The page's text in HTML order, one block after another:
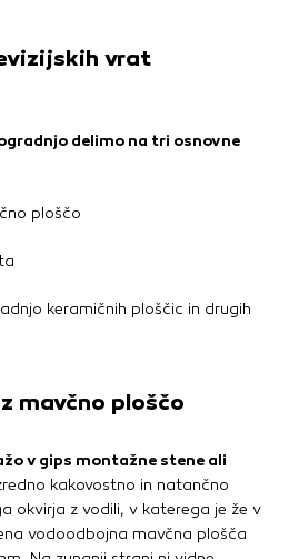
vrat
delimo na tri osnovne
ploščo
keramičnih ploščic in drugih
mavčno ploščo
v gips montažne stene ali
kakovostno in natančno
okvirja z vodili, v katerega je že v
vodoodbojna mavčna plošča